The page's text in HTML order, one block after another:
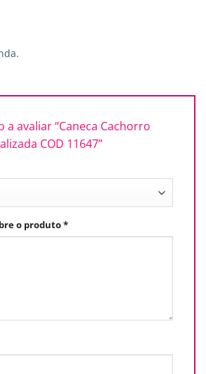
a avaliar “Caneca Cachorro
COD 11647”
o produto*